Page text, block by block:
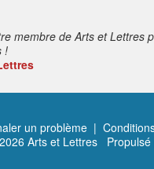
membre de Arts et Lettres
!
un problème |
Arts et Lettres